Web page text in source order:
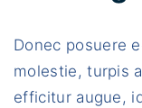
Donec posuere
molestie, turpis
efficitur augue,